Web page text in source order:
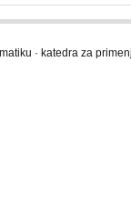
· katedra za